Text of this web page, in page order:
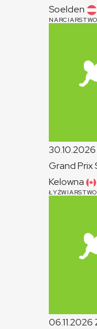
Soelden
30.10.2026
Grand
Kelowna
06.11.2026